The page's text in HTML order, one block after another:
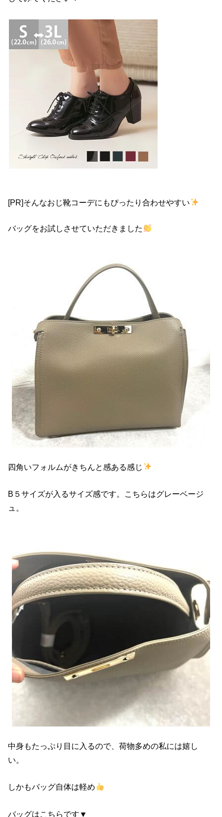
[PR]そんなおじ靴コーデにもぴったり合わせやすい
バッグをお試しさせていただきました
四角いフォルムがきちんと感ある感じ
B５サイズが入るサイズ感です。こちらはグレーベージ
ュ。
中身もたっぷり目に入るので、荷物多めの私には嬉し
い。
しかもバッグ自体は軽め
バッグはこちらです▼